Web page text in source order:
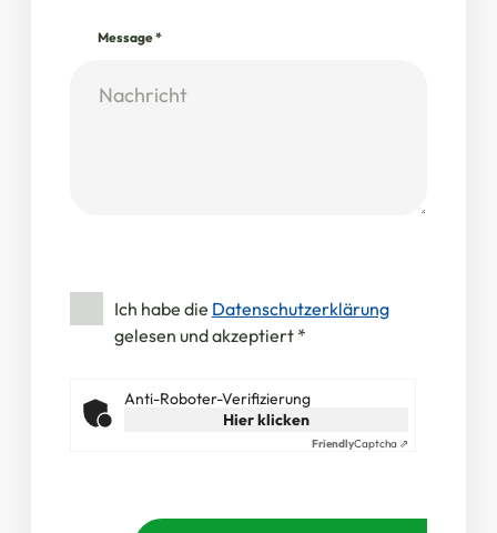
Message*
Ich habe die Datenschutzerklärung
gelesen und akzeptiert *
Anti-Roboter-Verifizierung
Hier klicken
FriendlyCaptcha ⇗